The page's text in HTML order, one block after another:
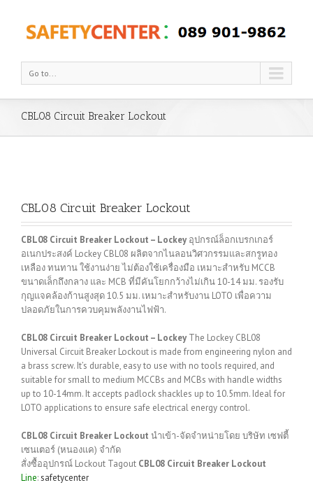
Go to...
CBL08 Circuit Breaker Lockout
CBL08 Circuit Breaker Lockout
CBL08 Circuit Breaker Lockout – Lockey อุปกรณ์ล็อกเบรกเกอร์
อเนกประสงค์ Lockey CBL08 ผลิตจากไนลอนวิศวกรรมและสกรูทอง
เหลือง ทนทาน ใช้งานง่าย ไม่ต้องใช้เครื่องมือ เหมาะสำหรับ MCCB
ขนาดเล็กถึงกลาง และ MCB ที่มีคันโยกกว้างไม่เกิน 10-14 มม. รองรับ
กุญแจคล้องก้านสูงสุด 10.5 มม. เหมาะสำหรับงาน LOTO เพื่อความ
ปลอดภัยในการควบคุมพลังงานไฟฟ้า.
CBL08 Circuit Breaker Lockout – Lockey The Lockey CBL08
Universal Circuit Breaker Lockout is made from engineering nylon and
a brass screw. It’s durable, easy to use with no tools required, and
suitable for small to medium MCCBs and MCBs with handle widths
up to 10-14mm. It accepts padlock shackles up to 10.5mm. Ideal for
LOTO applications to ensure safe electrical energy control.
CBL08 Circuit Breaker Lockout นำเข้า-จัดจำหน่ายโดย บริษัท เซฟตี้
เซนเตอร์ (หนองแค) จำกัด
สั่งซื้ออุปกรณ์ Lockout Tagout CBL08 Circuit Breaker Lockout
Line:safetycenter